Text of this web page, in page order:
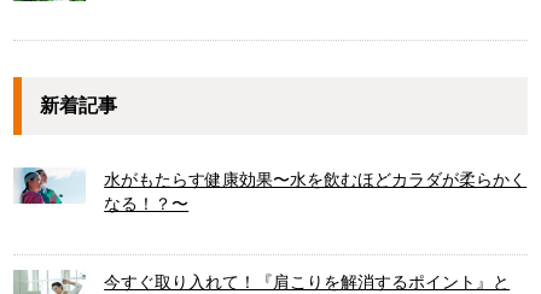
新着記事
水がもたらす健康効果〜水を飲むほどカラダが柔らかく
なる！？〜
今すぐ取り入れて！『肩こりを解消するポイント』と